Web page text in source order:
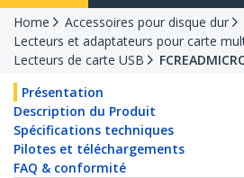
Home
Accessoires pour disque dur
Lecteurs et adaptateurs pour carte
Lecteurs de carte USB
Présentation
Description du Produit
Spécifications techniques
Pilotes et téléchargements
FAQ & conformité